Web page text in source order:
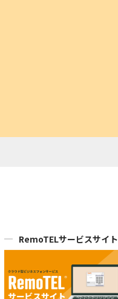
RemoTELサービスサイト